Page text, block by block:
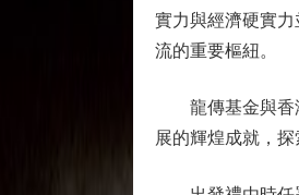
實力與經濟硬實
流的重要樞紐。
龍傳基金與香港
展的輝煌成就，